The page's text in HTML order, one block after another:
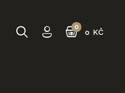
0 KČ